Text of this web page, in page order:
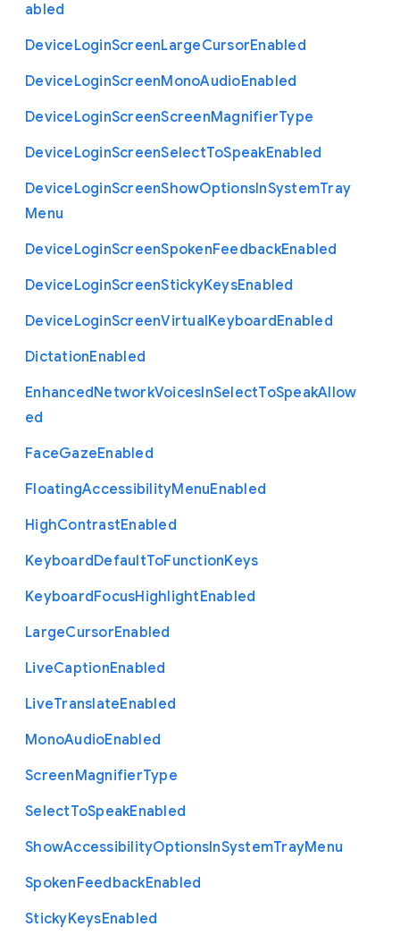
abled
DeviceLoginScreenLargeCursorEnabled
DeviceLoginScreenMonoAudioEnabled
DeviceLoginScreenScreenMagnifierType
DeviceLoginScreenSelectToSpeakEnabled
DeviceLoginScreenShowOptionsInSystemTray
Menu
DeviceLoginScreenSpokenFeedbackEnabled
DeviceLoginScreenStickyKeysEnabled
DeviceLoginScreenVirtualKeyboardEnabled
DictationEnabled
EnhancedNetworkVoicesInSelectToSpeakAllow
ed
FaceGazeEnabled
FloatingAccessibilityMenuEnabled
HighContrastEnabled
KeyboardDefaultToFunctionKeys
KeyboardFocusHighlightEnabled
LargeCursorEnabled
LiveCaptionEnabled
LiveTranslateEnabled
MonoAudioEnabled
ScreenMagnifierType
SelectToSpeakEnabled
ShowAccessibilityOptionsInSystemTrayMenu
SpokenFeedbackEnabled
StickyKeysEnabled